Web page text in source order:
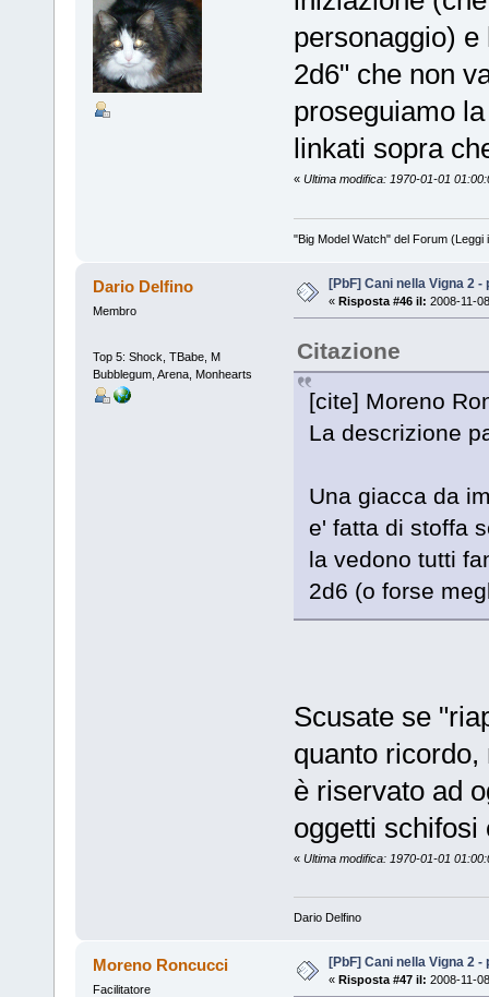
personaggio)
2d6" che non
proseguiamo
linkati sopra
« Ultima modifica: 1970-01-01
"Big Model Watch" del Forum
Dario Delfino
Membro
Top 5: Shock, TBabe, M
Bubblegum, Arena, Monhearts
[PbF] Cani nella Vigna 2
« Risposta #46 il: 2008-11-
Citazione
[cite] Moreno
La descrizione
Una giacca da
e' fatta di stoffa
la vedono tutti
2d6 (o forse
Scusate se
quanto
è riservato ad
oggetti schifosi
« Ultima modifica: 1970-01-01
Dario Delfino
Moreno Roncucci
Facilitatore
[PbF] Cani nella Vigna 2
« Risposta #47 il: 2008-11-